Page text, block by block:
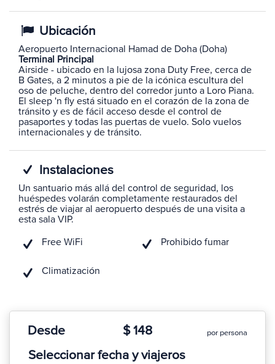
Ubicación
Aeropuerto Internacional Hamad de Doha (Doha)
Terminal Principal
Airside - ubicado en la lujosa zona Duty Free, cerca de
B Gates, a 2 minutos a pie de la icónica escultura del
oso de peluche, dentro del corredor junto a Loro Piana.
El sleep 'n fly está situado en el corazón de la zona de
tránsito y es de fácil acceso desde el control de
pasaportes y todas las puertas de vuelo. Solo vuelos
internacionales y de tránsito.
Instalaciones
Un santuario más allá del control de seguridad, los
huéspedes volarán completamente restaurados del
estrés de viajar al aeropuerto después de una visita a
esta sala VIP.
Free WiFi
Climatización
Prohibido fumar
Desde $ 148 por persona
Seleccionar fecha y viajeros